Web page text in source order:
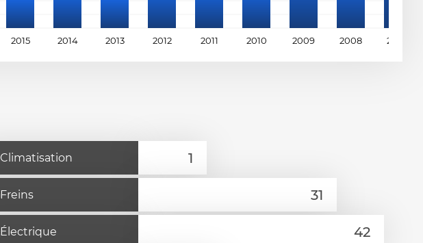
2015 2014 2013 2012 2011 2010 2009 2008 2007
Climatisation
Freins
Électrique